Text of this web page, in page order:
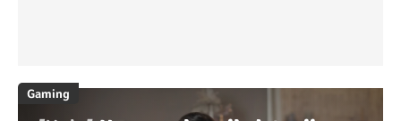
Gaming